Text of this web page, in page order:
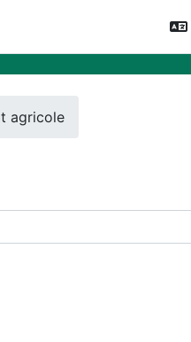
agricole